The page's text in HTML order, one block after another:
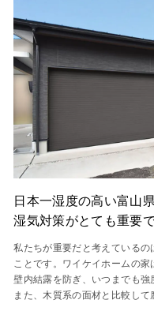
日本一湿度の高い富山
湿気対策がとても重要
私たちが重要だと考えている
ことです。ワイケイホームの家
壁内結露を防ぎ、いつまでも強
また、木質系の面材と比較して